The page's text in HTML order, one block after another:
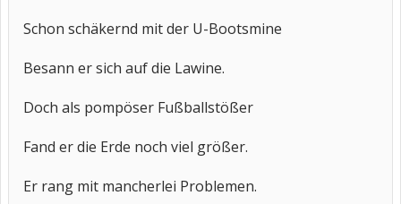
Schon schäkernd mit der U-Bootsmine
Besann er sich auf die Lawine.
Doch als pompöser Fußballstößer
Fand er die Erde noch viel größer.
Er rang mit mancherlei Problemen.